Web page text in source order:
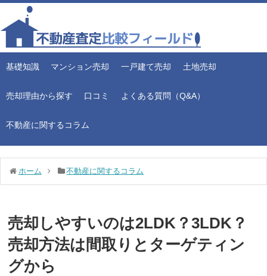
基礎知識 マンション売却 一戸建て売却 土地売却
売却理由から探す 口コミ よくある質問（Q&A）
不動産に関するコラム
ホーム 不動産に関するコラム
売却しやすいのは2LDK？3LDK？
売却方法は間取りとターゲティン
グから